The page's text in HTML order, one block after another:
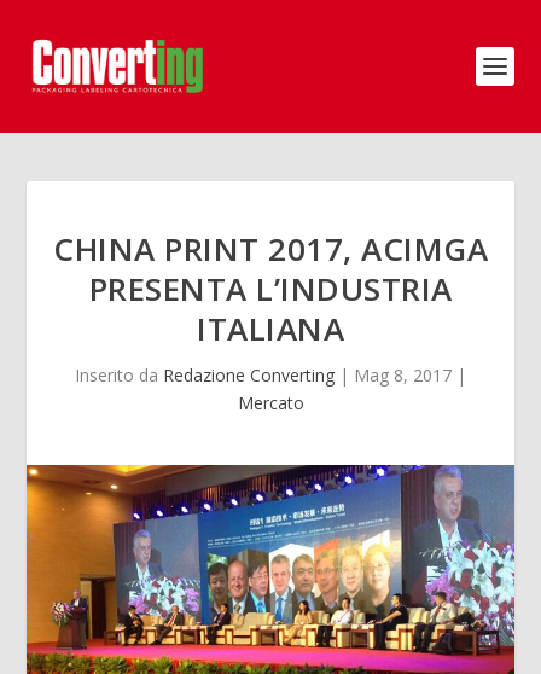
CHINA PRINT 2017, ACIMGA
PRESENTA L’INDUSTRIA
ITALIANA
Inserito da Redazione Converting | Mag 8, 2017 |
Mercato